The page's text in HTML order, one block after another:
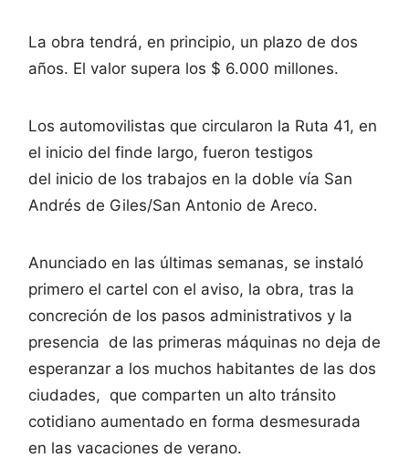
La obra tendrá, en principio, un plazo de dos
años. El valor supera los $ 6.000 millones.
Los automovilistas que circularon la Ruta 41, en
el inicio del finde largo, fueron testigos
del inicio de los trabajos en la doble vía San
Andrés de Giles/San Antonio de Areco.
Anunciado en las últimas semanas, se instaló
primero el cartel con el aviso, la obra, tras la
concreción de los pasos administrativos y la
presencia de las primeras máquinas no deja de
esperanzar a los muchos habitantes de las dos
ciudades, que comparten un alto tránsito
cotidiano aumentado en forma desmesurada
en las vacaciones de verano.